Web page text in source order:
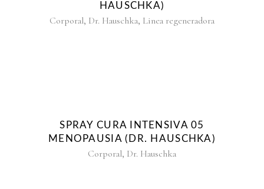
HAUSCHKA)
Corporal, Dr. Hauschka, Linea regeneradora
SPRAY CURA INTENSIVA 05
MENOPAUSIA (DR. HAUSCHKA)
Corporal, Dr. Hauschka